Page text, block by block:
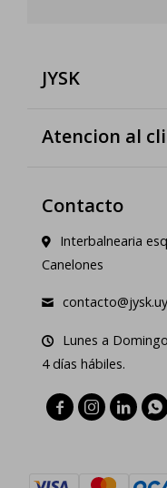
JYSK
Atencion al
Contacto
Interbalnearia
Canelones
contacto@jysk.uy
Lunes a
4 días hábiles.
   